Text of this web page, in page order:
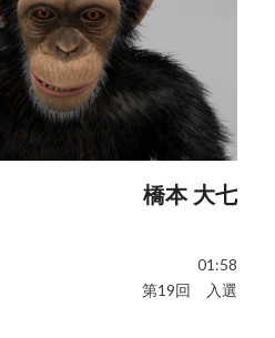
橋本 大七
01:58
第19回 入選